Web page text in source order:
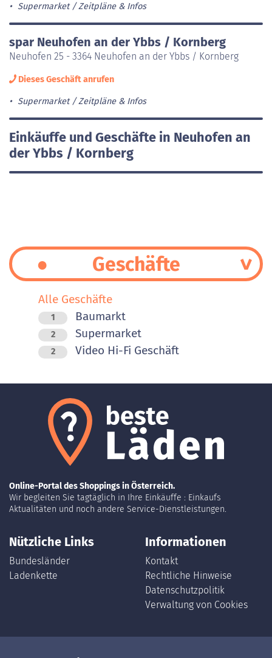
Supermarket Zeitpläne & Infos
spar Neuhofen an der Ybbs / Kornberg
Neuhofen 25 - 3364 Neuhofen an der Ybbs / Kornberg
Dieses Geschäft anrufen
Supermarket Zeitpläne & Infos
Einkäuffe und Geschäfte in Neuhofen an
der Ybbs / Kornberg
Geschäfte
Alle Geschäfte
1 Baumarkt
2 Supermarket
2 Video Hi-Fi Geschäft
Online-Portal des Shoppings in Österreich.
Wir begleiten Sie tagtäglich in Ihre Einkäuffe : Einkaufs
Aktualitäten und noch andere Service-Dienstleistungen.
Nützliche Links
Bundesländer
Ladenkette
Informationen
Kontakt
Rechtliche Hinweise
Datenschutzpolitik
Verwaltung von Cookies